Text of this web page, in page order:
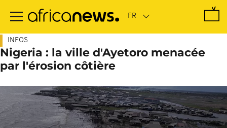
contenu
INFOS
Nigeria : la ville d'Ayetoro menacée
par l'érosion côtière